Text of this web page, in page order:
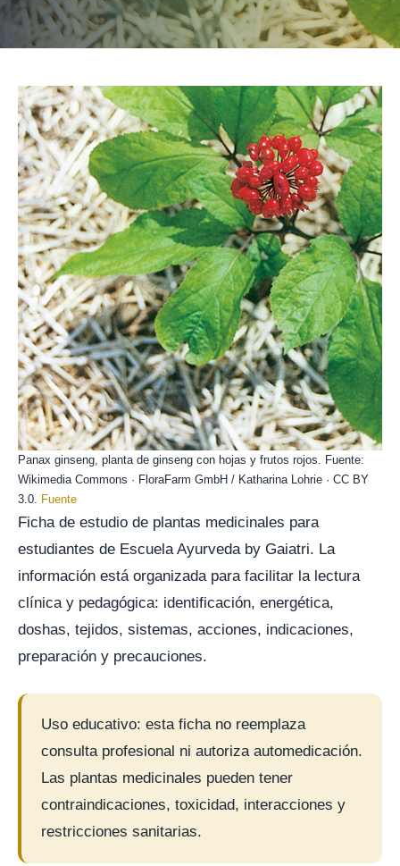
Panax ginseng, planta de ginseng con hojas y frutos rojos. Fuente:
Wikimedia Commons · FloraFarm GmbH / Katharina Lohrie · CC BY
3.0. Fuente
Ficha de estudio de plantas medicinales para
estudiantes de Escuela Ayurveda by Gaiatri. La
información está organizada para facilitar la lectura
clínica y pedagógica: identificación, energética,
doshas, tejidos, sistemas, acciones, indicaciones,
preparación y precauciones.
Uso educativo: esta ficha no reemplaza
consulta profesional ni autoriza automedicación.
Las plantas medicinales pueden tener
contraindicaciones, toxicidad, interacciones y
restricciones sanitarias.